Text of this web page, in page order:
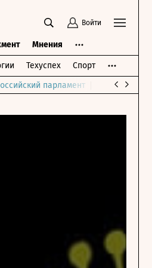
Войти
Мнения
Техуспех Спорт
парламент Война на